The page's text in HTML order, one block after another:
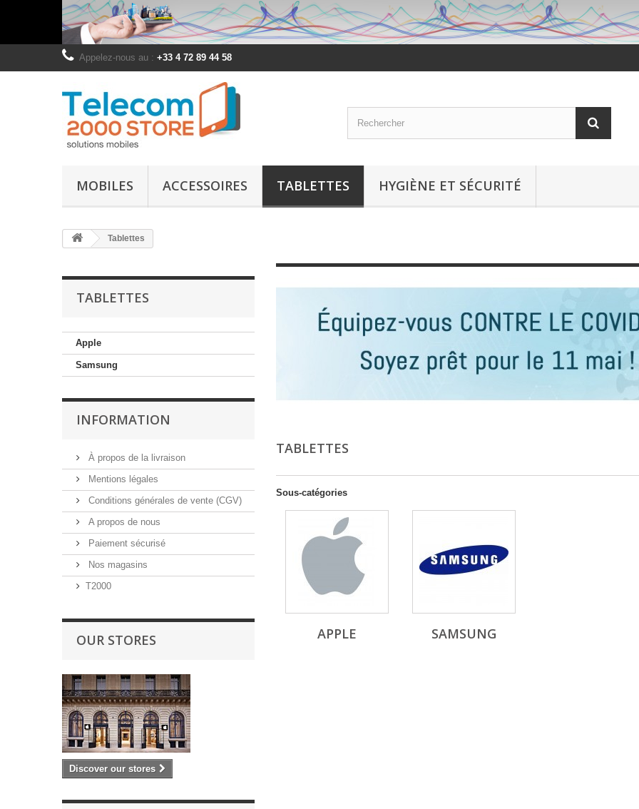
Appelez-nous au : +33 4 72 89 44 58
MOBILES ACCESSOIRES TABLETTES HYGIÈNE ET SÉCURITÉ
Tablettes
TABLETTES
Apple
Samsung
INFORMATION
À propos de la livraison
Mentions légales
Conditions générales de vente (CGV)
A propos de nous
Paiement sécurisé
Nos magasins
T2000
OUR STORES
Discover our stores
TABLETTES
Sous-catégories
APPLE SAMSUNG